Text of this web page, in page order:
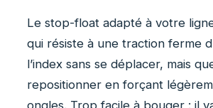
Le stop-float adapté à votre
qui résiste à une traction ferme
l’index sans se déplacer, mais
repositionner en forçant
ongles. Trop facile à bouger : il